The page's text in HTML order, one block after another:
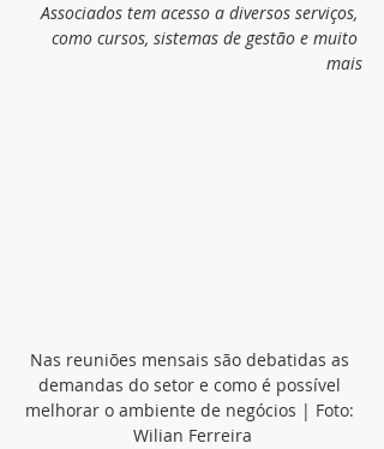
Associados tem acesso a diversos serviços,
como cursos, sistemas de gestão e muito
mais
Nas reuniões mensais são debatidas as
demandas do setor e como é possível
melhorar o ambiente de negócios | Foto:
Wilian Ferreira